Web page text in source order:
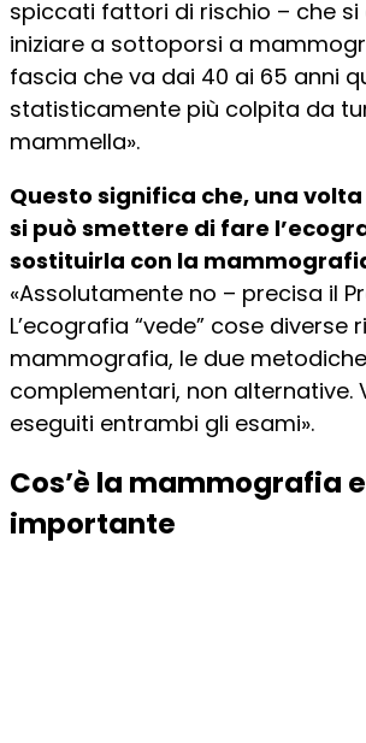
spiccati fattori di rischio – che si
iniziare a sottoporsi a
fascia che va dai 40 ai 65 anni
statisticamente più colpita da
mammella».
Questo significa che, una
si può smettere di fare
sostituirla con la
«Assolutamente no – precisa il
L’ecografia “vede” cose diverse
mammografia, le due
complementari, non alternative.
eseguiti entrambi gli esami».
Cos’è la mammografia
importante